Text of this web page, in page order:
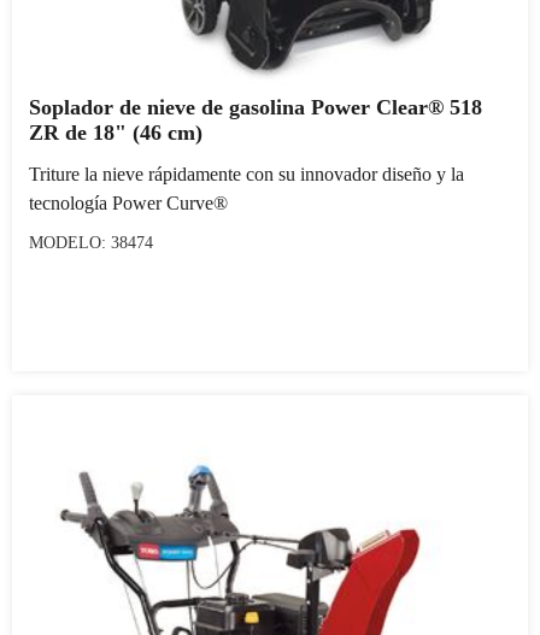
Soplador de nieve de gasolina Power Clear® 518
ZR de 18" (46 cm)
Triture la nieve rápidamente con su innovador diseño y la
tecnología Power Curve®
MODELO: 38474